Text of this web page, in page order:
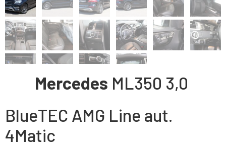
Mercedes ML350 3,0
BlueTEC AMG Line aut.
4Matic